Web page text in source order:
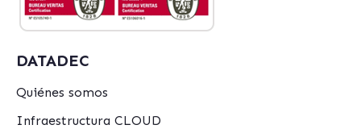
DATADEC
Quiénes somos
Infraestructura CLOUD